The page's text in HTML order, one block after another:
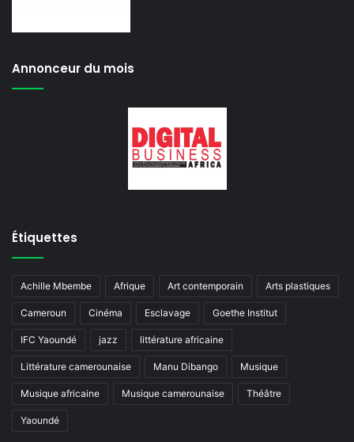
Annonceur du mois
Étiquettes
Achille Mbembe Afrique Art contemporain Arts plastiques
Cameroun Cinéma Esclavage Goethe Institut
IFC Yaoundé jazz littérature africaine
Littérature camerounaise Manu Dibango Musique
Musique africaine Musique camerounaise Théâtre
Yaoundé